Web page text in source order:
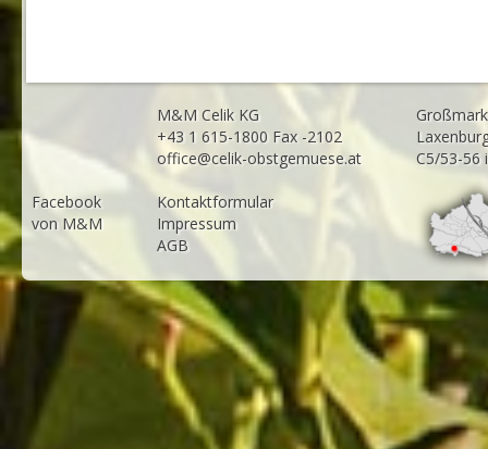
Facebook
von M&M
M&M Celik KG
+43 1 615-1800 Fax -2102
office@celik-obstgemuese.at
Kontaktformular
Impressum
AGB
C5/53-56